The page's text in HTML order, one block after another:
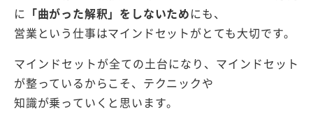
に 「曲がった解釈」をしないためにも、
営業という仕事はマインドセットがとても大切です。
マインドセットが全ての土台になり、マインドセット
が整っているからこそ、テクニックや
知識が乗っていくと思います。